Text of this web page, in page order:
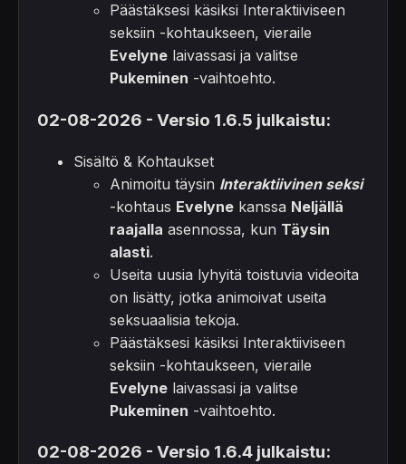
Päästäksesi käsiksi Interaktiiviseen
seksiin -kohtaukseen, vieraile
Evelyne laivassasi ja valitse
Pukeminen -vaihtoehto.
02-08-2026 - Versio 1.6.5 julkaistu:
Sisältö & Kohtaukset
Animoitu täysin Interaktiivinen seksi
-kohtaus Evelyne kanssa Neljällä
raajalla asennossa, kun Täysin
alasti.
Useita uusia lyhyitä toistuvia videoita
on lisätty, jotka animoivat useita
seksuaalisia tekoja.
Päästäksesi käsiksi Interaktiiviseen
seksiin -kohtaukseen, vieraile
Evelyne laivassasi ja valitse
Pukeminen -vaihtoehto.
02-08-2026 - Versio 1.6.4 julkaistu: